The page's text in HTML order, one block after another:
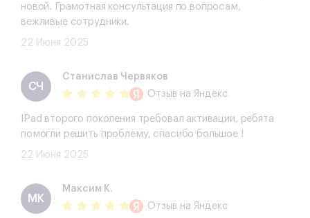
новой. Грамотная консультация по вопросам,
вежливые сотрудники.
22 Июня 2025
СЧ
Станислав Червяков
Отзыв на Яндекс
IPad второго поколения требовал активации, ребята
помогли решить проблему, спасибо большое !
22 Июня 2025
МК
Максим К.
Отзыв на Яндекс